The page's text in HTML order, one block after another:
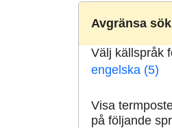
Avgränsa
Välj källspråk
engelska (5)
Visa
på följande